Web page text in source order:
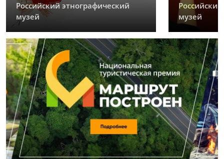
Российский этнографический
музей
музей